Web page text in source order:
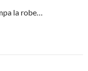
la robe…